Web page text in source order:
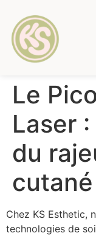
Le
Laser
du
cutané
Chez KS Esthetic,
technologies de